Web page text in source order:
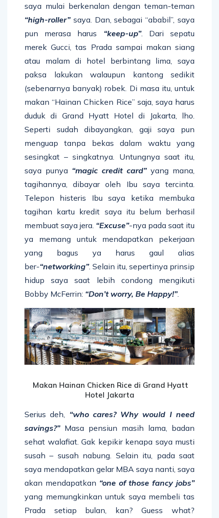
saya mulai berkenalan dengan teman-teman
“high-roller”saya. Dan, sebagai “ababil”, saya
pun merasa harus “keep-up”. Dari sepatu
merek Gucci, tas Prada sampai makan siang
atau malam di hotel berbintang lima, saya
paksa lakukan walaupun kantong sedikit
(sebenarnya banyak) robek. Di masa itu, untuk
makan “Hainan Chicken Rice” saja, saya harus
duduk di Grand Hyatt Hotel di Jakarta, lho.
Seperti sudah dibayangkan, gaji saya pun
menguap tanpa bekas dalam waktu yang
sesingkat – singkatnya. Untungnya saat itu,
saya punya “magic credit card”yang mana,
tagihannya, dibayar oleh Ibu saya tercinta.
Telepon histeris Ibu saya ketika membuka
tagihan kartu kredit saya itu belum berhasil
membuat saya jera. “Excuse”-nya pada saat itu
ya memang untuk mendapatkan pekerjaan
yang bagus ya harus gaul alias
ber-“networking”. Selain itu, sepertinya prinsip
hidup saya saat lebih condong mengikuti
Bobby McFerrin: “Don’t worry, Be Happy!”.
Makan Hainan Chicken Rice di Grand Hyatt
Hotel Jakarta
Serius deh, “who cares? Why would I need
savings?”Masa pensiun masih lama, badan
sehat walafiat. Gak kepikir kenapa saya musti
susah – susah nabung. Selain itu, pada saat
saya mendapatkan gelar MBA saya nanti, saya
akan mendapatkan “one of those fancy jobs”
yang memungkinkan untuk saya membeli tas
Prada setiap bulan, kan? Guess what?